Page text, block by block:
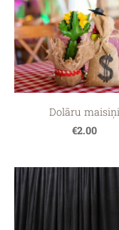
Dolāru maisiņi
€2.00